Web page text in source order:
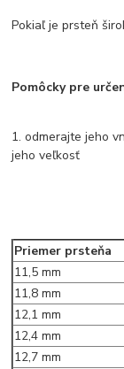
Pokiaľ je prsteň
Pomôcky pre
1. odmerajte jeho
jeho veľkosť
Priemer prsteňa
11,5 mm
11,8 mm
12,1 mm
12,4 mm
12,7 mm